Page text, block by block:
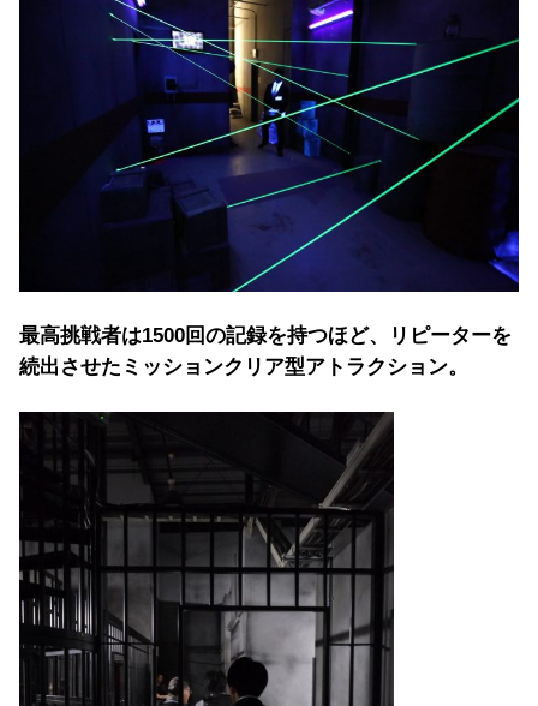
最高挑戦者は1500回の記録を持つほど、リピーターを
続出させたミッションクリア型アトラクション。